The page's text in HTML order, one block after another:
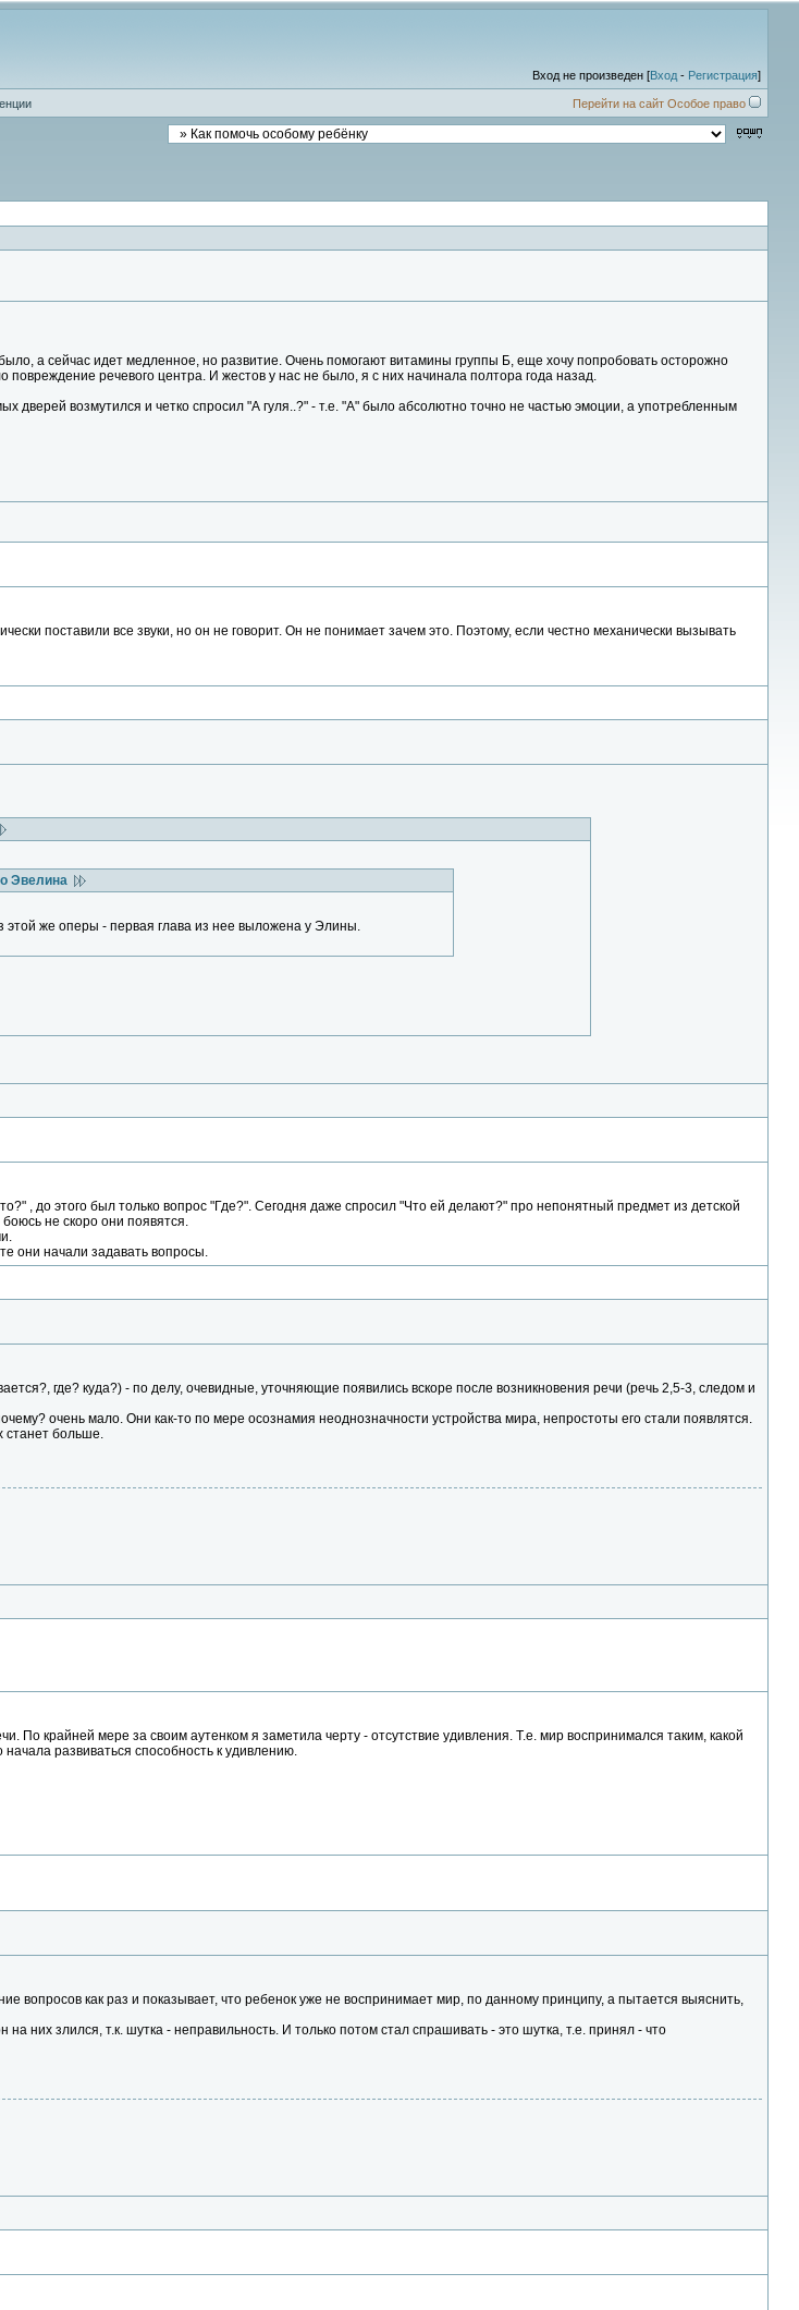
Вход не произведен [Вход - Регистрация]
Перейти на сайт Особое право
а сейчас идет медленное, но развитие. Очень помогают витамины группы Б, еще хочу попробовать осторожно
речевого центра. И жестов у нас не было, я с них начинала полтора года назад.
дверей возмутился и четко спросил "А гуля..?" - т.е. "А" было абсолютно точно не частью эмоции, а употребленным
поставили все звуки, но он не говорит. Он не понимает зачем это. Поэтому, если честно механически вызывать
Эвелина
же оперы - первая глава из нее выложена у Элины.
, до этого был только вопрос "Где?". Сегодня даже спросил "Что ей делают?" про непонятный предмет из детской
не скоро они появятся.
они начали задавать вопросы.
где? куда?) - по делу, очевидные, уточняющие появились вскоре после возникновения речи (речь 2,5-3, следом и
очень мало. Они как-то по мере осознамия неоднозначности устройства мира, непростоты его стали появлятся.
станет больше.
По крайней мере за своим аутенком я заметила черту - отсутствие удивления. Т.е. мир воспринимался таким, какой
развиваться способность к удивлению.
вопросов как раз и показывает, что ребенок уже не воспринимает мир, по данному принципу, а пытается выяснить,
них злился, т.к. шутка - неправильность. И только потом стал спрашивать - это шутка, т.е. принял - что